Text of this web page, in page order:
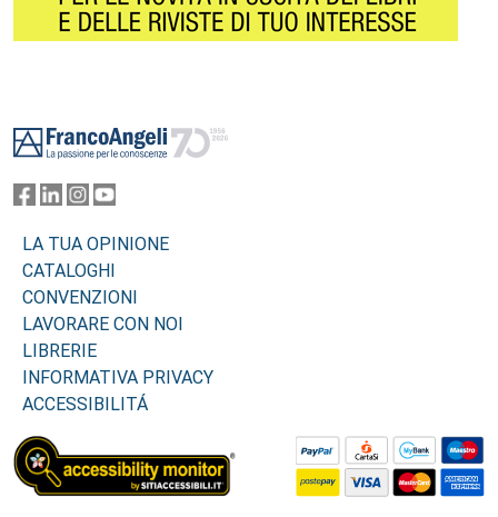
LA TUA OPINIONE
CATALOGHI
CONVENZIONI
LAVORARE CON NOI
LIBRERIE
INFORMATIVA PRIVACY
ACCESSIBILITÁ